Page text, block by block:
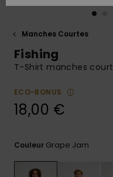
obtenir
à votre
réponses
Manches Courtes
Fishing
T-Shirt manches
ECO-BONUS
18,00 €
Couleur Grape Jam